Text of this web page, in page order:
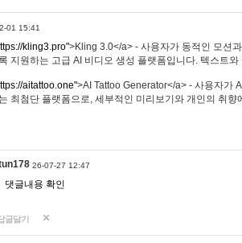
01 15:41
kling3.pro">Kling 3.0</a> - 사용자가 동적인 모션
지원하는 고급 AI 비디오 생성 플랫폼입니다. 텍스트
aitattoo.one">AI Tattoo Generator</a> - 사용자가
최첨단 플랫폼으로, 세부적인 미리보기와 개인의 취
26-07-27 12:47
댓글내용 확인
글달기